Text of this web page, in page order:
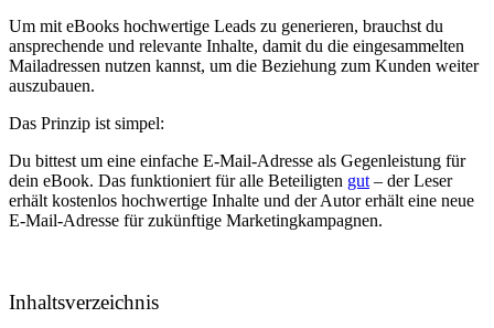
Um mit eBooks hochwertige Leads zu generieren, brauchst du
ansprechende und relevante Inhalte, damit du die eingesammelten
Mailadressen nutzen kannst, um die Beziehung zum Kunden weiter
auszubauen.
Das Prinzip ist simpel:
Du bittest um eine einfache E-Mail-Adresse als Gegenleistung für
dein eBook. Das funktioniert für alle Beteiligten gut– der Leser
erhält kostenlos hochwertige Inhalte und der Autor erhält eine neue
E-Mail-Adresse für zukünftige Marketingkampagnen.
Inhaltsverzeichnis